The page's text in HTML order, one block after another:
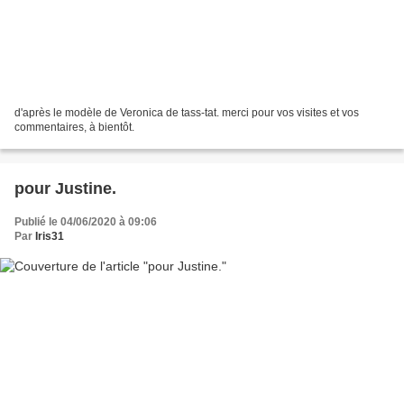
d'après le modèle de Veronica de tass-tat. merci pour vos visites et vos
commentaires, à bientôt.
pour Justine.
Publié le 04/06/2020 à 09:06
Par Iris31